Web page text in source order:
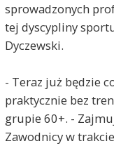
sprowadzonych
tej dyscypliny
Dyczewski.
- Teraz już będzie
praktycznie bez
grupie 60+. -
Zawodnicy w